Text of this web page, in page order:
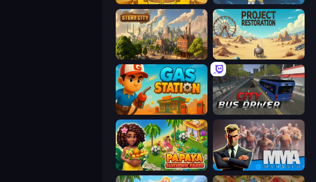
Steam City Project Restoration
Gas Station City Bus Driver
Papaya Summer Farm MMA Manager 2